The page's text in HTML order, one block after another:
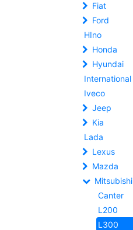
Fiat
Ford
HIno
Honda
Hyundai
International
Iveco
Jeep
Kia
Lada
Lexus
Mazda
Mitsubishi
Canter
L200
L300